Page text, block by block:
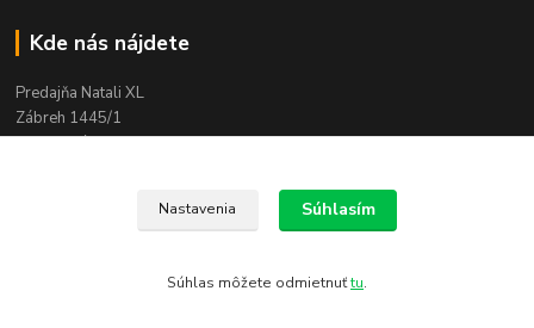
Kde nás nájdete
Predajňa Natali XL
Zábreh 1445/1
020 01 Púchov
Nastavenia Súhlasím
Súhlas môžete odmietnuťtu.